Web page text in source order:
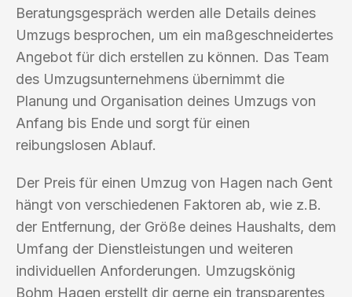
Beratungsgespräch werden alle Details deines
Umzugs besprochen, um ein maßgeschneidertes
Angebot für dich erstellen zu können. Das Team
des Umzugsunternehmens übernimmt die
Planung und Organisation deines Umzugs von
Anfang bis Ende und sorgt für einen
reibungslosen Ablauf.
Der Preis für einen Umzug von Hagen nach Gent
hängt von verschiedenen Faktoren ab, wie z.B.
der Entfernung, der Größe deines Haushalts, dem
Umfang der Dienstleistungen und weiteren
individuellen Anforderungen. Umzugskönig
Bohm Hagen erstellt dir gerne ein transparentes